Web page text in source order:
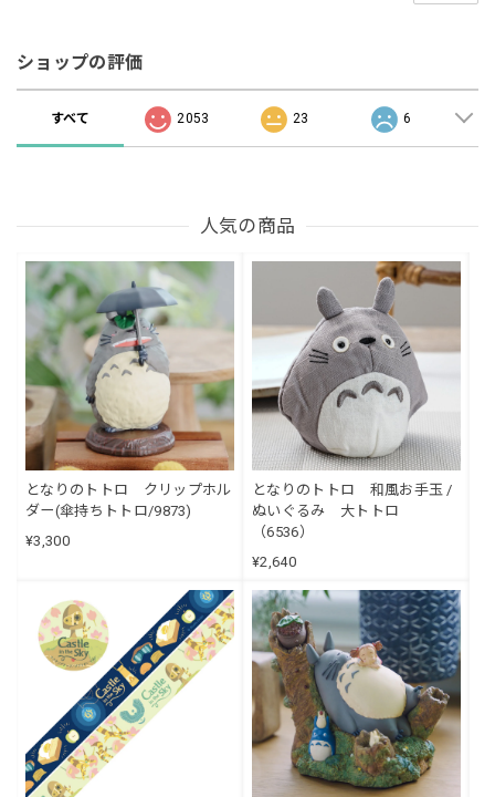
ショップの評価
すべて 2053 23 6
人気の商品
となりのトトロ クリップホル
ダー(傘持ちトトロ/9873)
¥3,300
となりのトトロ 和風お手玉 /
ぬいぐるみ 大トトロ
（6536）
¥2,640